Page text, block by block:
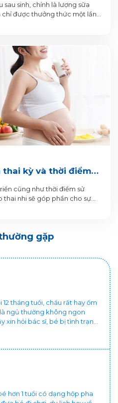
sinh, chính là lượng sữa
được thưởng thức một lần.
thai kỳ và thời điểm
cũng như thời điểm sử
thai nhi sẽ góp phần cho sự
gặp
tháng tuổi, cháu rất hay ốm
ngủ thường không ngon
xin hỏi bác sĩ, bé bị tình trạng
mạnh và ngủ ngon giấc hơn
ơn bác sĩ.
hơn 1 tuổi có dạng hộp pha